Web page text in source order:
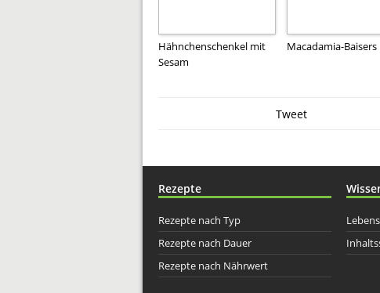
Hähnchenschenkel mit
Sesam
Macadamia-Baisers
Tweet
Rezepte
Rezepte nach Typ
Rezepte nach Dauer
Rezepte nach Nährwert